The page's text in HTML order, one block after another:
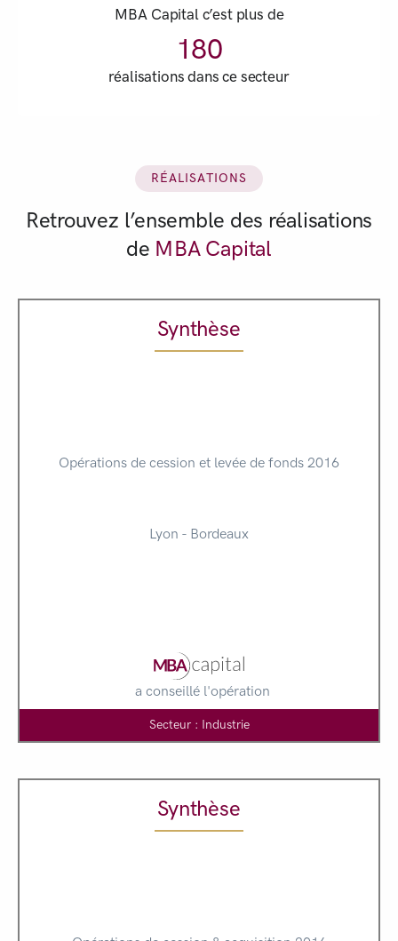
MBA Capital c’est plus de
180
réalisations dans ce secteur
RÉALISATIONS
Retrouvez l’ensemble des réalisations
de MBA Capital
Synthèse
Opérations de cession et levée de fonds 2016
Lyon - Bordeaux
a conseillé l'opération
Secteur : Industrie
Synthèse